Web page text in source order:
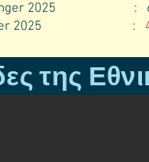
2025 : 6ος
2025 :
της